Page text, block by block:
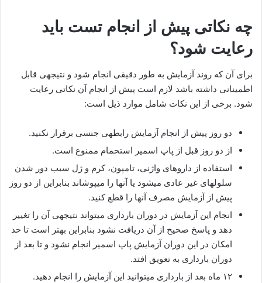
چه نکاتی پیش از انجام تست باید
رعایت شود؟
برای آن که روند آزمایش به طور دقیقی انجام شود و نتیجه‎ی قابل
اطمینانی داشته باشد لازم است پیش از انجام آن نکاتی رعایت
شود. برخی از این نکات شامل موارد ذیل است:
دو روز پیش از انجام آزمایش رابطه‎ی جنسی برقرار نکنید.
از دو روز قبل از پاپ اسمیر استحمام ممنوع است.
استفاده از داروهای واژنی، تامپون، کرم و ژل سبب دور شدن
سلول‎های غیر عادی می‎شود یا آن‎ها را می‎پوشاند بنابراین از دو روز
پیش از آزمایش مصرف آن‎ها را قطع کنید.
انجام این آزمایش در دوران بارداری می‎تواند نتیجه‎ی آن را تغییر
دهد و پاسخ صحیح از آن دریافت نشود بنابراین بهتر است تا حد
امکان در این دوران آزمایش پاپ اسمیر انجام نشود و تا بعد از
دوران بارداری به تعویق افتد.
۱۲ ماه بعد از بارداری می‎توانید این آزمایش را انجام دهید.